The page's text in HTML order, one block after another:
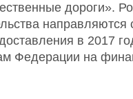
дороги».
направляются
в 2017
Федерации на